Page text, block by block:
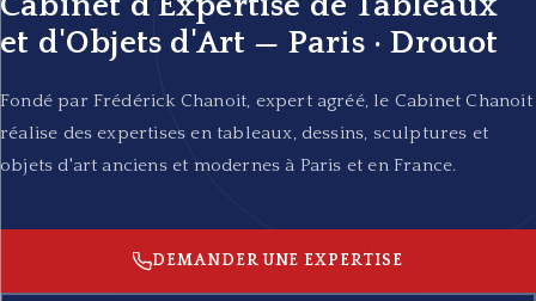
et d'Objets d'Art — Paris · Drouot
Fondé par Frédérick Chanoit, expert agréé, le Cabinet Chanoit
réalise des expertises en tableaux, dessins, sculptures et
objets d'art anciens et modernes à Paris et en France.
DEMANDER UNE EXPERTISE